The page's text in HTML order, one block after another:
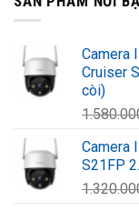
Camera
Cruiser
còi)
Camera
S21FP